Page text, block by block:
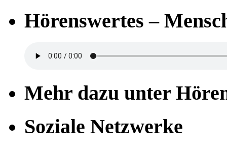
Hörenswertes –
Mehr dazu unter
Soziale Netzwerke